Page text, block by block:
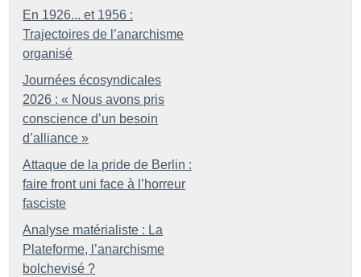
En 1926... et 1956 :
Trajectoires de l’anarchisme
organisé
Journées écosyndicales
2026 : « Nous avons pris
conscience d’un besoin
d’alliance »
Attaque de la pride de Berlin :
faire front uni face à l’horreur
fasciste
Analyse matérialiste : La
Plateforme, l’anarchisme
bolchevisé ?